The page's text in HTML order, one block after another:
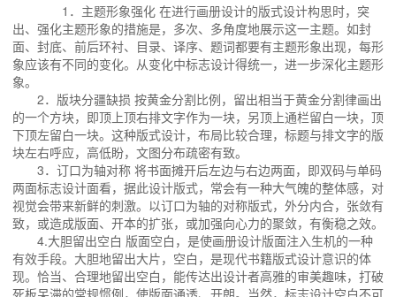
1．主题形象强化 在进行画册设计的版式设计构思时，突
出、强化主题形象的措施是，多次、多角度地展示这一主题。如封
面、封底、前后环衬、目录、译序、题词都要有主题形象出现，每形
象应该有不同的变化。从变化中标志设计得统一，进一步深化主题形
象。
2．版块分疆缺损 按黄金分割比例，留出相当于黄金分割律画出
的一个方块，即顶上顶右排文字作为一块，另顶上通栏留白一块，顶
下顶左留白一块。这种版式设计，布局比较合理，标题与排文字的版
块左右呼应，高低盼，文图分布疏密有致。
3．订口为轴对称 将书面摊开后左边与右边两面，即双码与单码
两面标志设计面看，据此设计版式，常会有一种大气魄的整体感，对
视觉会带来新鲜的刺激。以订口为轴的对称版式，外分内合，张敛有
致，或造成版面、开本的扩张，或加强向心力的聚敛，有衡稳之效。
4.大胆留出空白 版面空白，是使画册设计版面注入生机的一种
有效手段。大胆地留出大片，空白，是现代书籍版式设计意识的体
现。恰当、合理地留出空白，能传达出设计者高雅的审美趣味，打破
死板呆滞的常规惯例，使版面通透、开朗。当然，标志设计空白不可